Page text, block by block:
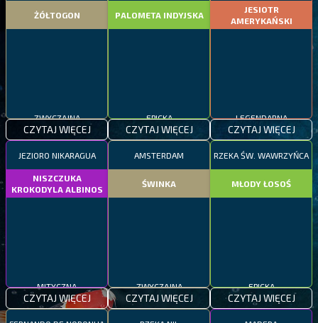
ŻÓŁTOGON
ZWYCZAJNA
CZYTAJ WIĘCEJ
PALOMETA INDYJSKA
EPICKA
CZYTAJ WIĘCEJ
JESIOTR
AMERYKAŃSKI
LEGENDARNA
CZYTAJ WIĘCEJ
JEZIORO NIKARAGUA
NISZCZUKA
KROKODYLA ALBINOS
MITYCZNA
CZYTAJ WIĘCEJ
AMSTERDAM
ŚWINKA
ZWYCZAJNA
CZYTAJ WIĘCEJ
RZEKA ŚW. WAWRZYŃCA
MŁODY ŁOSOŚ
EPICKA
CZYTAJ WIĘCEJ